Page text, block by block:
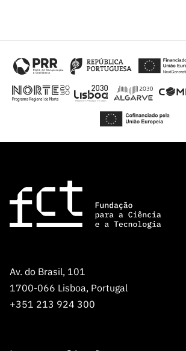
Av. do Brasil, 101
1700-066 Lisboa, Portugal
+351 213 924 300